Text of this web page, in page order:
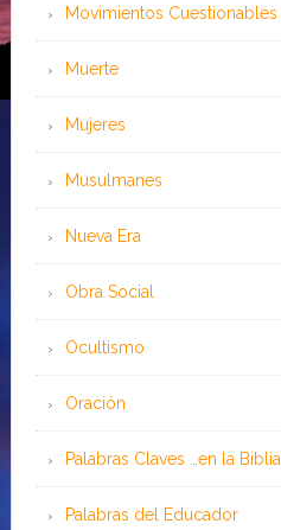
Movimientos Cuestionables
Muerte
Mujeres
Musulmanes
Nueva Era
Obra Social
Ocultismo
Oración
Palabras Claves …en la Biblia
Palabras del Educador